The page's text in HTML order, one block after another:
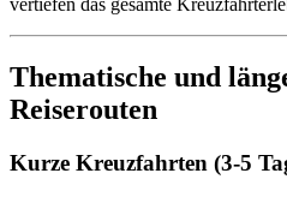
Thematische und
Reiserouten
Kurze Kreuzfahrten (3-5